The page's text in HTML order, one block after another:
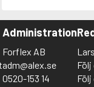
Administration
Forflex AB
adm@alex.se
0520-153 14